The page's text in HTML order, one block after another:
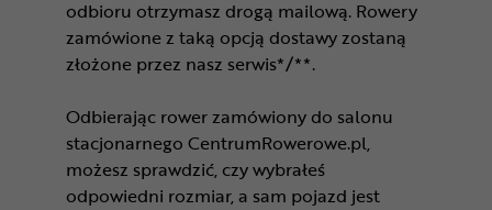
odbioru otrzymasz drogą mailową. Rowery
zamówione z taką opcją dostawy zostaną
złożone przez nasz serwis*/**.
Odbierając rower zamówiony do salonu
stacjonarnego CentrumRowerowe.pl,
możesz sprawdzić, czy wybrałeś
odpowiedni rozmiar, a sam pojazd jest